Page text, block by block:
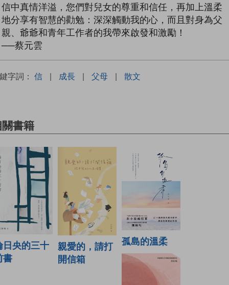
信中真情洋溢，您們對兒女的尊重和信任，再加上溫柔
地分享有智慧的勸勉：深深觸動我的心，而且對身為父
親、爺爺和青年工作者的我帶來啟發和激勵！
──蔡元雲
字詞：信 | 成長 | 父母 | 散文
關書籍
日央的三十
書
親愛的，請打
開信箱
孤島的溫柔